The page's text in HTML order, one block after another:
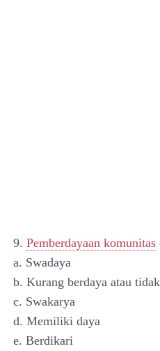
9. Pemberdayaan komunitas
a. Swadaya
b. Kurang berdaya atau
c. Swakarya
d. Memiliki daya
e. Berdikari